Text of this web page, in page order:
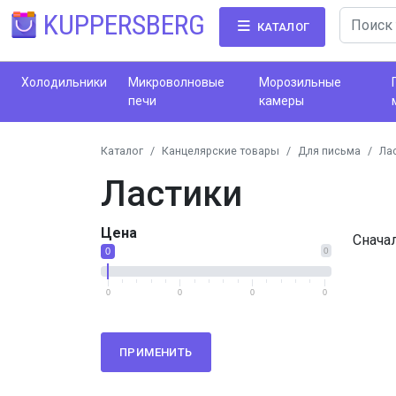
KUPPERSBERG КАТАЛОГ
Холодильники
Микроволновые
печи
Морозильные
камеры
Каталог Канцелярские товары Для письма
Ластики
Цена
0
0
0 0 0 0
ПРИМЕНИТЬ